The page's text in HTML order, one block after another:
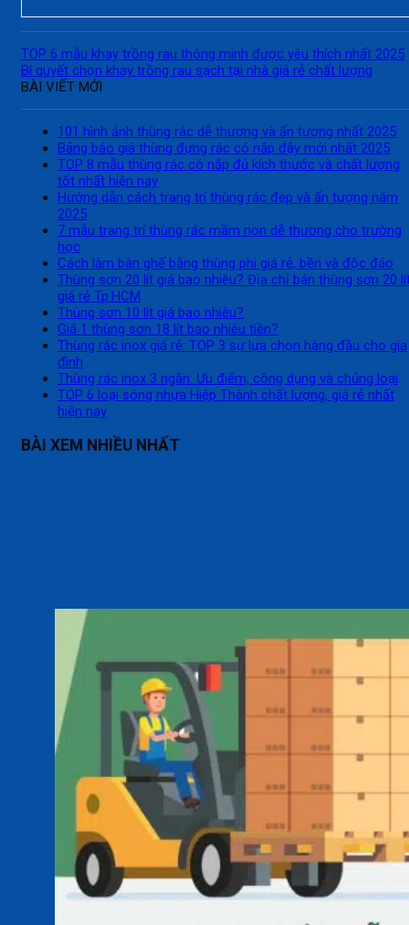
TOP 6 mẫu khay trồng rau thông minh được yêu thích nhất 2025
Bí quyết chọn khay trồng rau sạch tại nhà giá rẻ chất lượng
BÀI VIẾT MỚI
101 hình ảnh thùng rác dễ thương và ấn tượng nhất 2025
Bảng báo giá thùng đựng rác có nắp đậy mới nhất 2025
TOP 8 mẫu thùng rác có nắp đủ kích thước và chất lượng
tốt nhất hiện nay
Hướng dẫn cách trang trí thùng rác đẹp và ấn tượng năm
2025
7 mẫu trang trí thùng rác mầm non dễ thương cho trường
học
Cách làm bàn ghế bằng thùng phi giá rẻ, bền và độc đáo
Thùng sơn 20 lít giá bao nhiêu? Địa chỉ bán thùng sơn 20
giá rẻ Tp.HCM
Thùng sơn 10 lít giá bao nhiêu?
Giá 1 thùng sơn 18 lít bao nhiêu tiền?
Thùng rác inox giá rẻ: TOP 3 sự lựa chọn hàng đầu cho gia
đình
Thùng rác inox 3 ngăn: Ưu điểm, công dụng và chủng loại
TOP 6 loại sóng nhựa Hiệp Thành chất lượng, giá rẻ nhất
hiện nay
BÀI XEM NHIỀU NHẤT